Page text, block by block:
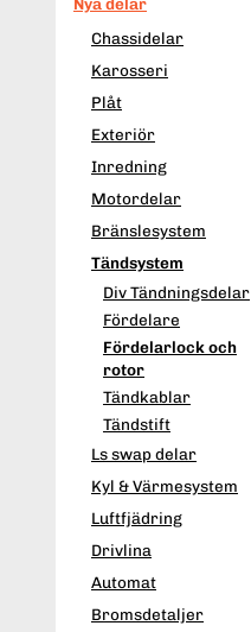
Chassidelar
Karosseri
Plåt
Exteriör
Inredning
Motordelar
Bränslesystem
Tändsystem
Div Tändningsdelar
Fördelare
Fördelarlock och
rotor
Tändkablar
Tändstift
Ls swap delar
Kyl & Värmesystem
Luftfjädring
Drivlina
Automat
Bromsdetaljer